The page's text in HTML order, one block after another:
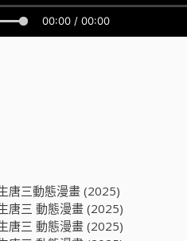
唐三動態漫畫 (2025)
唐三 動態漫畫 (2025)
唐三 動態漫畫 (2025)